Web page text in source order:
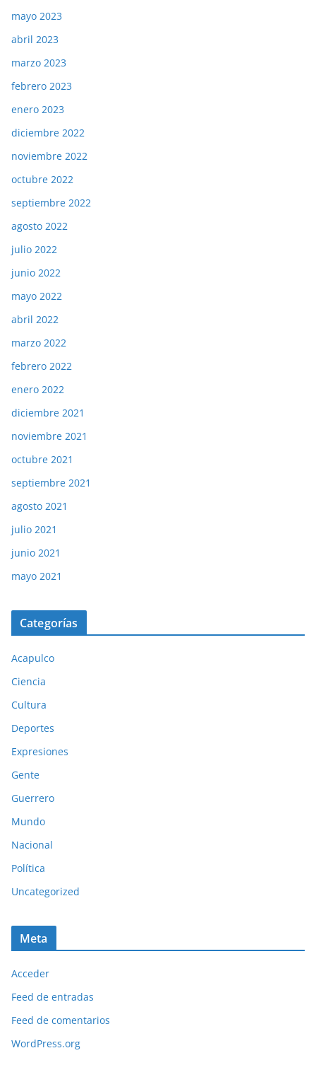
mayo 2023
abril 2023
marzo 2023
febrero 2023
enero 2023
diciembre 2022
noviembre 2022
octubre 2022
septiembre 2022
agosto 2022
julio 2022
junio 2022
mayo 2022
abril 2022
marzo 2022
febrero 2022
enero 2022
diciembre 2021
noviembre 2021
octubre 2021
septiembre 2021
agosto 2021
julio 2021
junio 2021
mayo 2021
Categorías
Acapulco
Ciencia
Cultura
Deportes
Expresiones
Gente
Guerrero
Mundo
Nacional
Política
Uncategorized
Meta
Acceder
Feed de entradas
Feed de comentarios
WordPress.org